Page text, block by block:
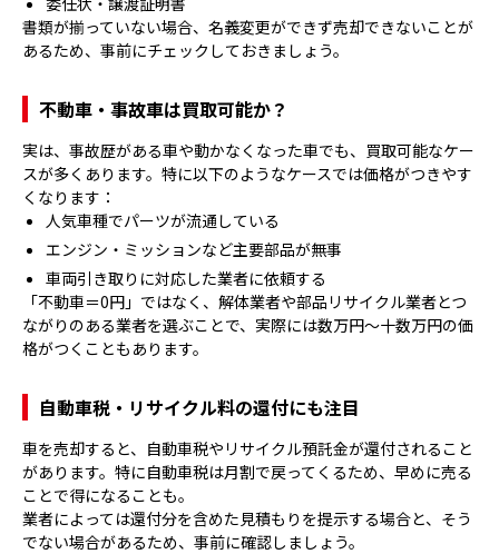
書類が揃っていない場合、名義変更ができず売却できないことが
あるため、事前にチェックしておきましょう。
不動車・事故車は買取可能か？
実は、事故歴がある車や動かなくなった車でも、買取可能なケー
スが多くあります。特に以下のようなケースでは価格がつきやす
くなります：
人気車種でパーツが流通している
エンジン・ミッションなど主要部品が無事
車両引き取りに対応した業者に依頼する
「不動車＝0円」ではなく、解体業者や部品リサイクル業者とつ
ながりのある業者を選ぶことで、実際には数万円〜十数万円の価
格がつくこともあります。
自動車税・リサイクル料の還付にも注目
車を売却すると、自動車税やリサイクル預託金が還付されること
があります。特に自動車税は月割で戻ってくるため、早めに売る
ことで得になることも。
業者によっては還付分を含めた見積もりを提示する場合と、そう
でない場合があるため、事前に確認しましょう。